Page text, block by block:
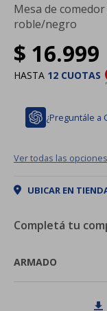
Mesa de
roble/negro
$ 16.999
HASTA 12 CUOTAS
¿Preguntále a
Ver todas las
UBICAR EN
Completá tu
ARMADO